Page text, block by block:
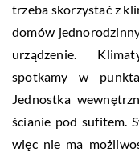
trzeba skorzystać z
domów
urządzenie.
spotkamy w
Jednostka
ścianie pod sufitem.
więc nie ma